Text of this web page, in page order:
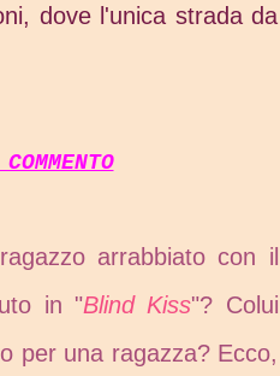
dove l'unica strada da
arrabbiato con il
in "Blind Kiss"? Colui
per una ragazza? Ecco,